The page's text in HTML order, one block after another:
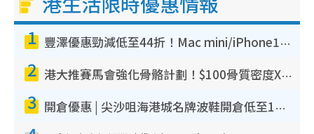
1 豐澤優惠勁減低至44折！Mac mini/iPhone17Pro大減價！廚房家電$220起
2 港大推賽馬會強化骨骼計劃！$100骨質密度X光檢查 完成免費運動訓練送超市禮券！附參加資格
3 開倉優惠 | 尖沙咀海港城名牌波鞋開倉低至1折！On鞋$899起／Joy&Peace鞋履$98起